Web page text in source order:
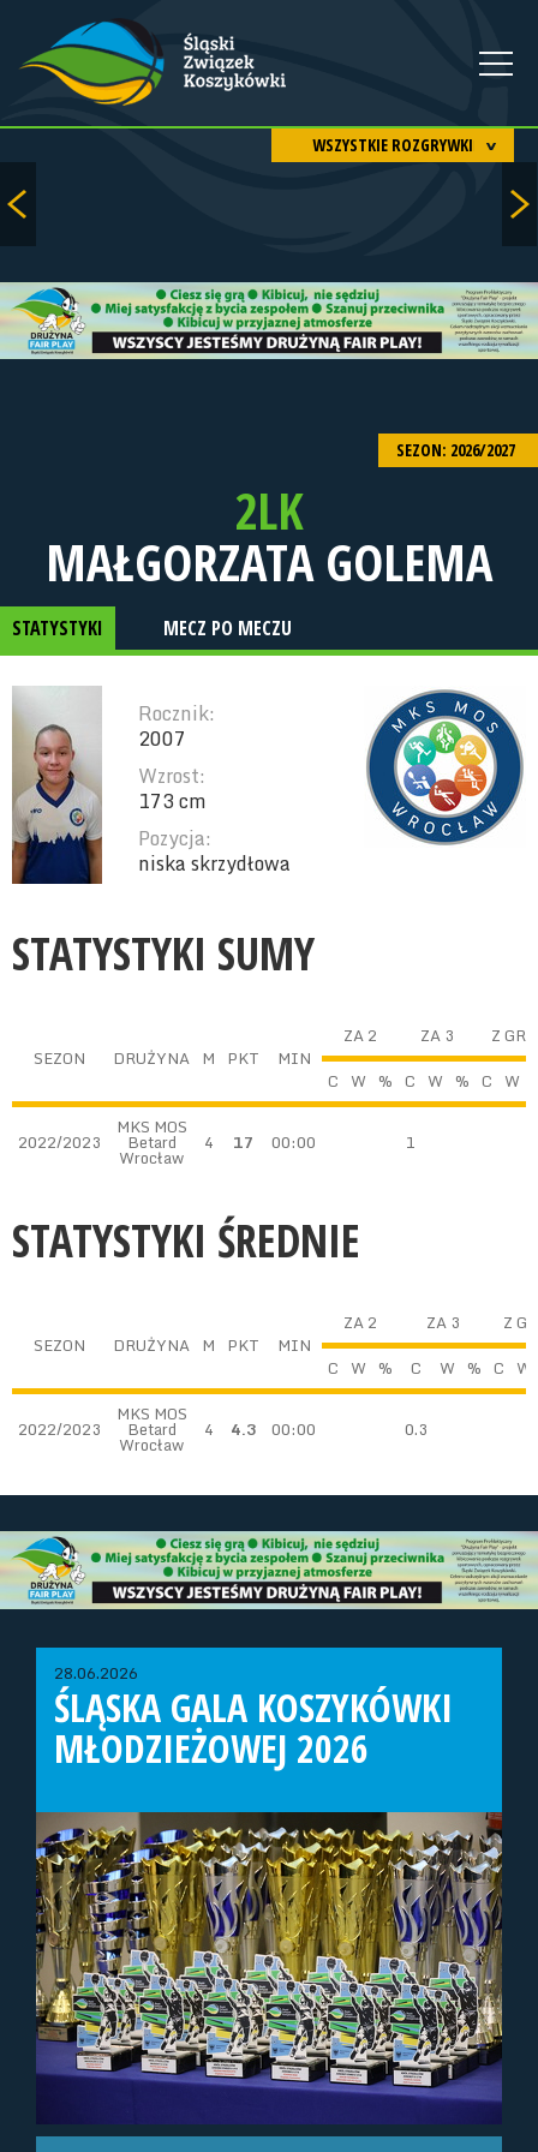
WSZYSTKIE ROZGRYWKI
SEZON: 2026/2027
2LK
MAŁGORZATA GOLEMA
STATYSTYKI MECZ PO MECZU
Rocznik:
2007
Wzrost:
173 cm
Pozycja:
niska skrzydłowa
STATYSTYKI SUMY
SEZON DRUŻYNA M PKT MIN
ZA 2 ZA 3
Z GRY
C W % C W % C W
2022/2023
MKS MOS
Betard
Wrocław
4 17 00:00 1
STATYSTYKI ŚREDNIE
SEZON DRUŻYNA M PKT MIN
ZA 2 ZA 3
Z
C W % C W % C W
2022/2023
MKS MOS
Betard
Wrocław
4 4.3 00:00 0.3
28.06.2026
ŚLĄSKA GALA KOSZYKÓWKI
MŁODZIEŻOWEJ 2026